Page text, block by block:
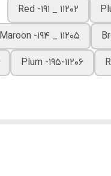
11202 _ Red -191
11205 _ Maroon -194
11206-Plum -195